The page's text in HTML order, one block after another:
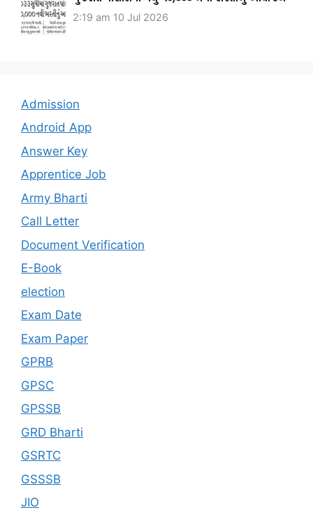
2:19 am 10 Jul 2026
Admission
Android App
Answer Key
Apprentice Job
Army Bharti
Call Letter
Document Verification
E-Book
election
Exam Date
Exam Paper
GPRB
GPSC
GPSSB
GRD Bharti
GSRTC
GSSSB
JIO